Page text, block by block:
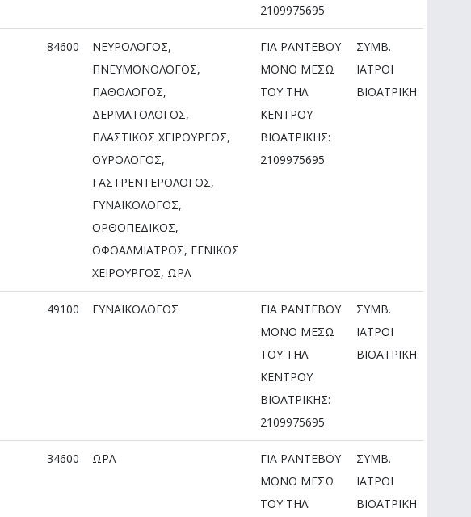
2109975695
84600
ΝΕΥΡΟΛΟΓΟΣ,
ΠΝΕΥΜΟΝΟΛΟΓΟΣ,
ΠΑΘΟΛΟΓΟΣ,
ΔΕΡΜΑΤΟΛΟΓΟΣ,
ΠΛΑΣΤΙΚΟΣ ΧΕΙΡΟΥΡΓΟΣ,
ΟΥΡΟΛΟΓΟΣ,
ΓΑΣΤΡΕΝΤΕΡΟΛΟΓΟΣ,
ΓΥΝΑΙΚΟΛΟΓΟΣ,
ΟΡΘΟΠΕΔΙΚΟΣ,
ΟΦΘΑΛΜΙΑΤΡΟΣ, ΓΕΝΙΚΟΣ
ΧΕΙΡΟΥΡΓΟΣ, ΩΡΛ
ΓΙΑ ΡΑΝΤΕΒΟΥ
ΜOΝΟ ΜΕΣΩ
ΤΟΥ ΤΗΛ.
ΚΕΝΤΡΟΥ
ΒΙΟΑΤΡΙΚΗΣ:
2109975695
ΣΥΜΒ.
ΙΑΤΡΟΙ
ΒΙΟΑΤΡΙΚΗ
49100 ΓΥΝΑΙΚΟΛΟΓΟΣ
ΓΙΑ ΡΑΝΤΕΒΟΥ
ΜOΝΟ ΜΕΣΩ
ΤΟΥ ΤΗΛ.
ΚΕΝΤΡΟΥ
ΒΙΟΑΤΡΙΚΗΣ:
2109975695
ΣΥΜΒ.
ΙΑΤΡΟΙ
ΒΙΟΑΤΡΙΚΗ
34600 ΩΡΛ
ΓΙΑ ΡΑΝΤΕΒΟΥ
ΜOΝΟ ΜΕΣΩ
ΤΟΥ ΤΗΛ.
ΣΥΜΒ.
ΙΑΤΡΟΙ
ΒΙΟΑΤΡΙΚΗ